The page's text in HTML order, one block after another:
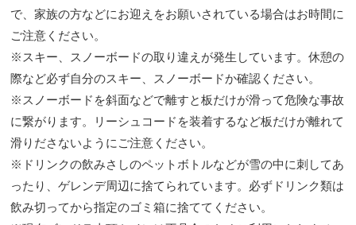
で、家族の方などにお迎えをお願いされている場合はお時間に
ご注意ください。
※スキー、スノーボードの取り違えが発生しています。休憩の
際など必ず自分のスキー、スノーボードか確認ください。
※スノーボードを斜面などで離すと板だけが滑って危険な事故
に繋がります。リーシュコードを装着するなど板だけが離れて
滑りださないようにご注意ください。
※ドリンクの飲みさしのペットボトルなどが雪の中に刺してあ
ったり、ゲレンデ周辺に捨てられています。必ずドリンク類は
飲み切ってから指定のゴミ箱に捨ててください。